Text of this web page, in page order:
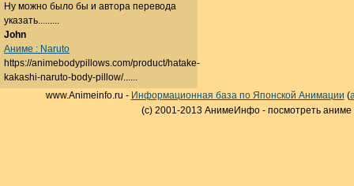
Ну можно было бы и автора перевода
указать.........
John
Аниме : Naruto
https://animebodypillows.com/product/hatake-
kakashi-naruto-body-pillow/......
www.Animeinfo.ru - Информационная база по Японской Анимации (
(c) 2001-2013 АнимеИнфо - посмотреть аниме